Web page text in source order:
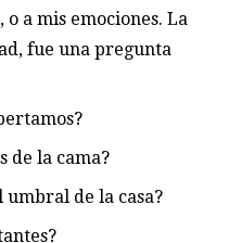
a mis emociones. La
fue una pregunta
de la cama?
umbral de la casa?